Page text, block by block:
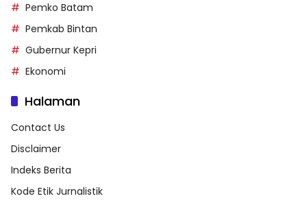
Pemko Batam
Pemkab Bintan
Gubernur Kepri
Ekonomi
Halaman
Contact Us
Disclaimer
Indeks Berita
Kode Etik Jurnalistik